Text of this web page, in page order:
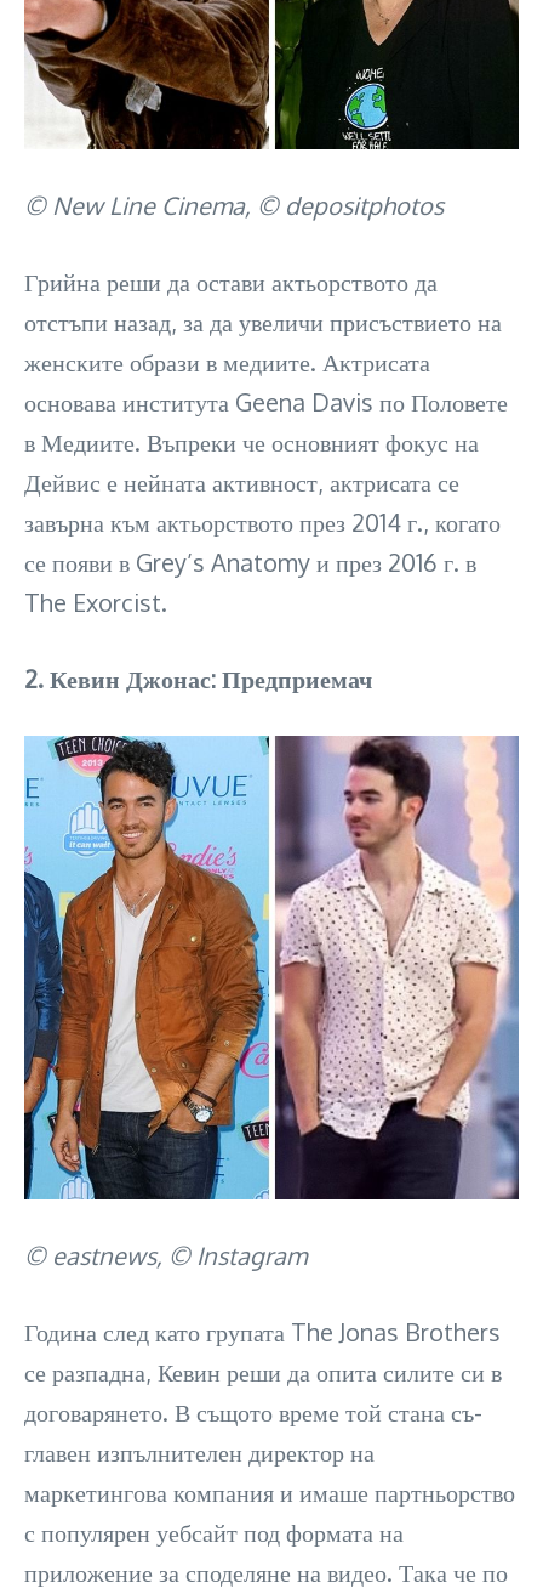
© New Line Cinema, © depositphotos
Грийна реши да остави актьорството да
отстъпи назад, за да увеличи присъствието на
женските образи в медиите. Актрисата
основава института Geena Davis по Половете
в Медиите. Въпреки че основният фокус на
Дейвис е нейната активност, актрисата се
завърна към актьорството през 2014 г., когато
се появи в Grey’s Anatomy и през 2016 г. в
The Exorcist.
2. Кевин Джонас: Предприемач
© eastnews, © Instagram
Година след като групата The Jonas Brothers
се разпадна, Кевин реши да опита силите си в
договарянето. В същото време той стана съ-
главен изпълнителен директор на
маркетингова компания и имаше партньорство
с популярен уебсайт под формата на
приложение за споделяне на видео. Така че по